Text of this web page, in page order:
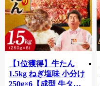
【1位獲得】牛たん
1.5kg ねぎ塩味 小分け
250g×6【成型 牛タン